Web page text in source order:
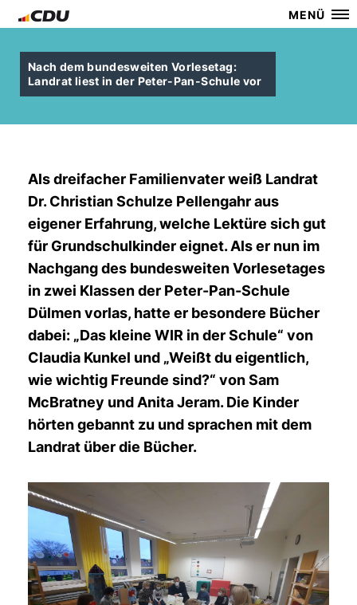
MENÜ
Nach dem bundesweiten Vorlesetag:
Landrat liest in der Peter-Pan-Schule vor
Als dreifacher Familienvater weiß Landrat
Dr. Christian Schulze Pellengahr aus
eigener Erfahrung, welche Lektüre sich gut
für Grundschulkinder eignet. Als er nun im
Nachgang des bundesweiten Vorlesetages
in zwei Klassen der Peter-Pan-Schule
Dülmen vorlas, hatte er besondere Bücher
dabei: „Das kleine WIR in der Schule“ von
Claudia Kunkel und „Weißt du eigentlich,
wie wichtig Freunde sind?“ von Sam
McBratney und Anita Jeram. Die Kinder
hörten gebannt zu und sprachen mit dem
Landrat über die Bücher.